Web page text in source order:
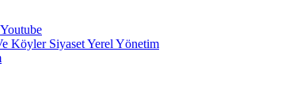
Youtube
KöylerSiyasetYerel Yönetim